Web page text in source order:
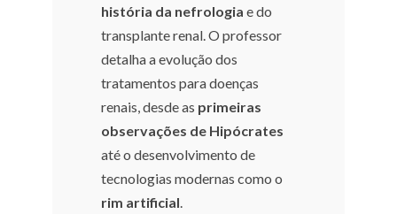
história da nefrologia e do
transplante renal. O professor
detalha a evolução dos
tratamentos para doenças
renais, desde as primeiras
observações de Hipócrates
até o desenvolvimento de
tecnologias modernas como o
rim artificial